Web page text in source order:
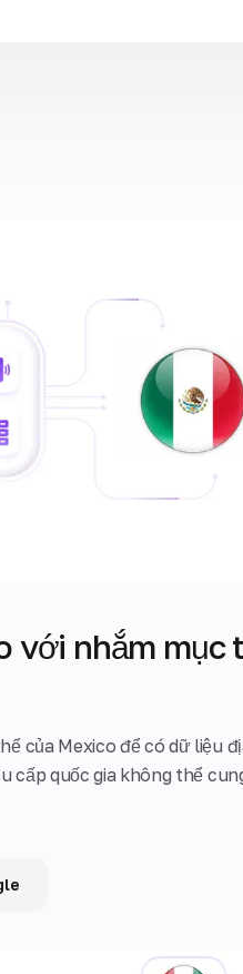
với nhắm mục
của Mexico để có dữ liệu
cấp quốc gia không thể